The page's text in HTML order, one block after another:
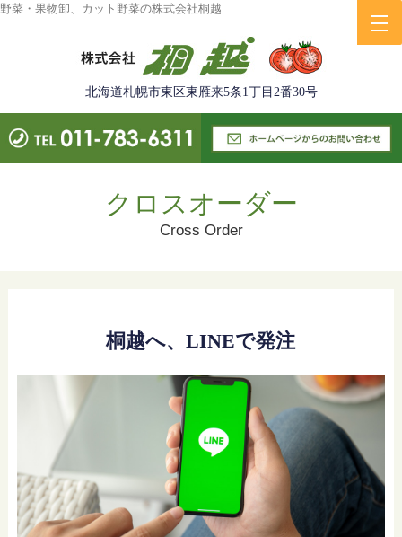
野菜・果物卸、カット野菜の株式会社桐越
北海道札幌市東区東雁来5条1丁目2番30号
クロスオーダー
Cross Order
桐越へ、LINEで発注